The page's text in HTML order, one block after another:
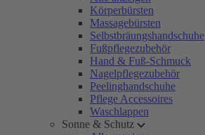
Körperbürsten
Massagebürsten
Selbstbräungshandschuhe
Fußpflegezubehör
Hand & Fuß-Schmuck
Nagelpflegezubehör
Peelinghandschuhe
Pflege Accessoires
Waschlappen
Sonne & Schutz